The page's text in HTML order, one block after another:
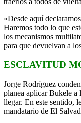
«Desde aquí
Haremos todo lo que
los mecanismos
para que devuelvan a
ESCLAVITUD
Jorge Rodríguez
planea aplicar Bukele a
llegar. En este sentido,
mandatario de El